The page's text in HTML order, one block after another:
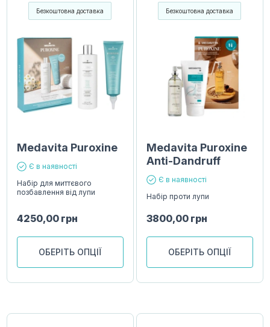
Безкоштовна доставка
Medavita Puroxine
Є в наявності
Набір для миттєвого
позбавлення від лупи
4250,00 грн
ОБЕРІТЬ ОПЦІЇ
Безкоштовна доставка
Medavita Puroxine
Anti-Dandruff
Є в наявності
Набір проти лупи
3800,00 грн
ОБЕРІТЬ ОПЦІЇ